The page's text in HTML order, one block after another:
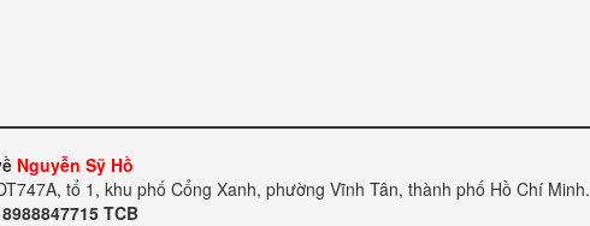
Nguyễn Sỹ Hồ
tổ 1, khu phố Cổng Xanh, phường Vĩnh Tân, thành phố Hồ Chí Minh.
8988847715 TCB